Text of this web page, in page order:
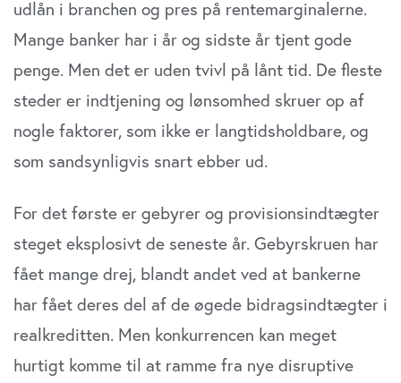
udlån i branchen og pres på rentemarginalerne.
Mange banker har i år og sidste år tjent gode
penge. Men det er uden tvivl på lånt tid. De fleste
steder er indtjening og lønsomhed skruer op af
nogle faktorer, som ikke er langtidsholdbare, og
som sandsynligvis snart ebber ud.
For det første er gebyrer og provisionsindtægter
steget eksplosivt de seneste år. Gebyrskruen har
fået mange drej, blandt andet ved at bankerne
har fået deres del af de øgede bidragsindtægter i
realkreditten. Men konkurrencen kan meget
hurtigt komme til at ramme fra nye disruptive